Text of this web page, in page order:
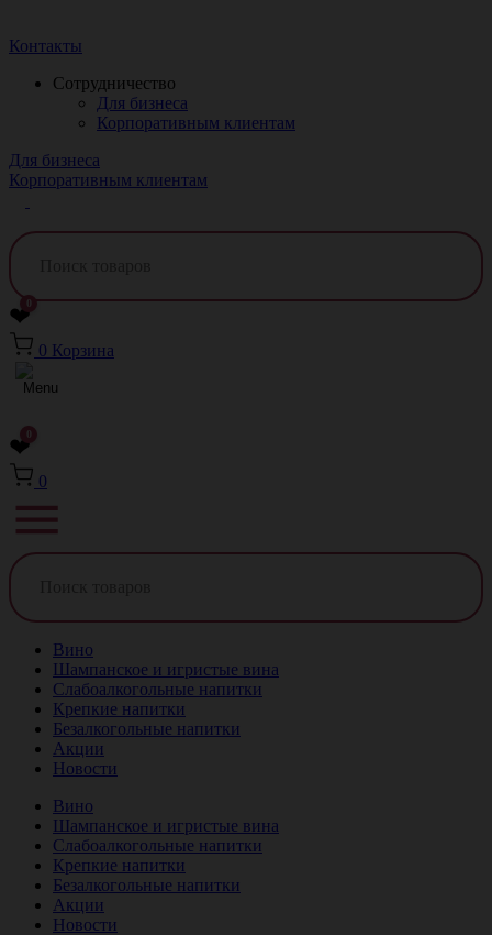
Контакты
Сотрудничество
Для бизнеса
Корпоративным клиентам
Для бизнеса
Корпоративным клиентам
❤0
0 Корзина
❤0
0
Вино
Шампанское и игристые вина
Слабоалкогольные напитки
Крепкие напитки
Безалкогольные напитки
Акции
Новости
Вино
Шампанское и игристые вина
Слабоалкогольные напитки
Крепкие напитки
Безалкогольные напитки
Акции
Новости